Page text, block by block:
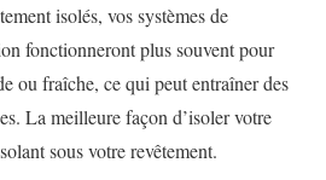
isolés, vos systèmes de
fonctionneront plus souvent pour
ou fraîche, ce qui peut entraîner des
La meilleure façon d’isoler votre
sous votre revêtement.